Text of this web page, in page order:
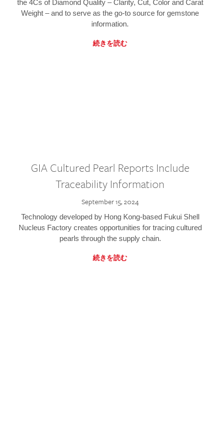
the 4Cs of Diamond Quality – Clarity, Cut, Color and Carat
Weight – and to serve as the go-to source for gemstone
information.
続きを読む
GIA Cultured Pearl Reports Include
Traceability Information
September 15, 2024
Technology developed by Hong Kong-based Fukui Shell
Nucleus Factory creates opportunities for tracing cultured
pearls through the supply chain.
続きを読む